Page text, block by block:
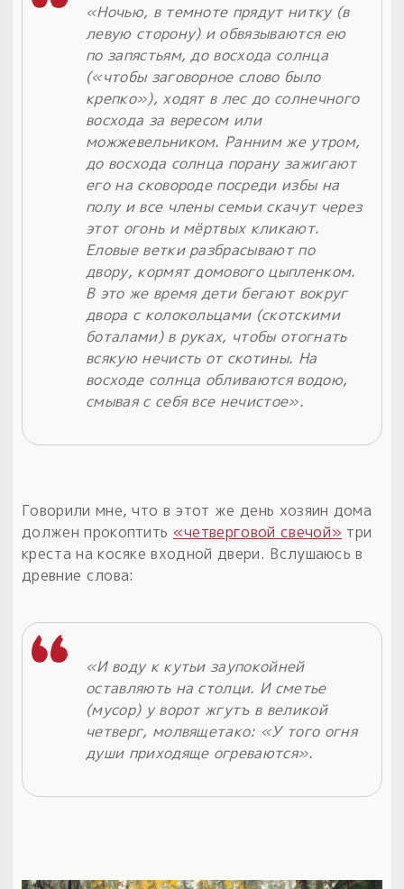
«Ночью, в темноте прядут нитку (в
левую сторону) и обвязываются ею
по запястьям, до восхода солнца
(«чтобы заговорное слово было
крепко»), ходят в лес до солнечного
восхода за вересом или
можжевельником. Ранним же утром,
до восхода солнца порану зажигают
его на сковороде посреди избы на
полу и все члены семьи скачут через
этот огонь и мёртвых кликают.
Еловые ветки разбрасывают по
двору, кормят домового цыпленком.
В это же время дети бегают вокруг
двора с колокольцами (скотскими
боталами) в руках, чтобы отогнать
всякую нечисть от скотины. На
восходе солнца обливаются водою,
смывая с себя все нечистое».
Говорили мне, что в этот же день хозяин дома
должен прокоптить «четверговой свечой» три
креста на косяке входной двери. Вслушаюсь в
древние слова:
«И воду к кутьи заупокойней
оставляють на столци. И сметье
(мусор) у ворот жгутъ в великой
четверг, молвящетако: «У того огня
души приходяще огреваются».